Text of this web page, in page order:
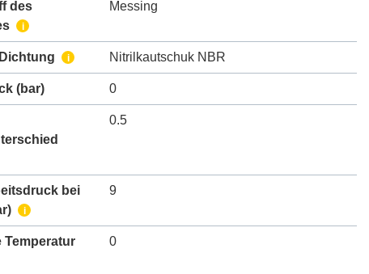
des
i
Messing
i Nitrilkautschuk NBR
(bar) 0
0.5
bei
i
9
Temperatur
0